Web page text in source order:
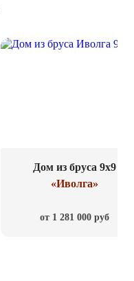
Дом из бруса 9x9
«Иволга»
от 1 281 000 руб